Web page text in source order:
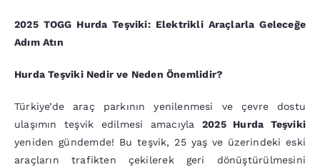
2025 TOGG Hurda Teşviki: Elektrikli Araçlarla Geleceğe
Adım Atın
Hurda Teşviki Nedir ve Neden Önemlidir?
Türkiye’de araç parkının yenilenmesi ve çevre dostu
ulaşımın teşvik edilmesi amacıyla 2025 Hurda Teşviki
yeniden gündemde! Bu teşvik, 25 yaş ve üzerindeki eski
araçların trafikten çekilerek geri dönüştürülmesini